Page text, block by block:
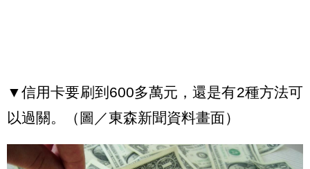
▼信用卡要刷到600多萬元，還是有2種方法可
以過關。（圖／東森新聞資料畫面）